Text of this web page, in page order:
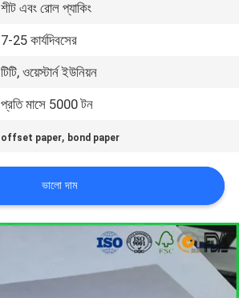
শীট এবং রোল প্যাকিং
7-25 কার্যদিবসের
টিটি, ওয়েস্টার্ন ইউনিয়ন
প্রতি মাসে 5000 টন
offset paper, bond paper
ভালো দাম